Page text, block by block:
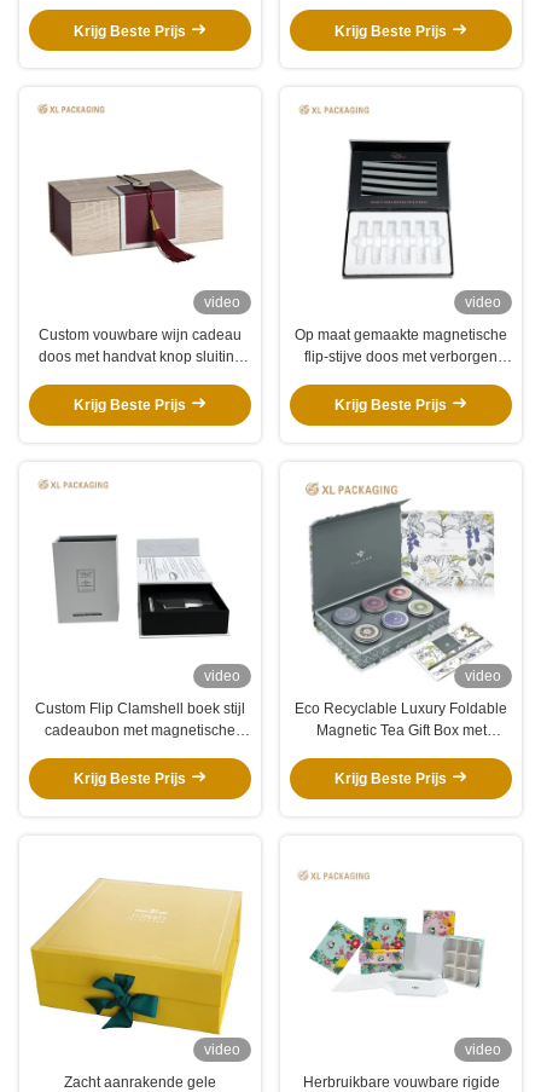
Geschenkdoos Kartonnen
Papieren Magnetische Sluitdoos
Stempelen
Krijg Beste Prijs
Huidverzorging & Wijn
Krijg Beste Prijs
video
Custom vouwbare wijn cadeau
doos met handvat knop sluiting
Krijg Beste Prijs
video
Op maat gemaakte magnetische
flip-stijve doos met verborgen
spiegelvenster en
schokbestendig schuiminplaat
Krijg Beste Prijs
video
Custom Flip Clamshell boek stijl
cadeaubon met magnetische
Krijg Beste Prijs
video
Eco Recyclable Luxury Foldable
Magnetic Tea Gift Box met
kruidenthee sets
Krijg Beste Prijs
video
Zacht aanrakende gele
video
Herbruikbare vouwbare rigide